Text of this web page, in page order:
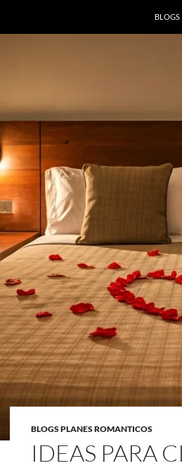
BLOGS
BLOGS PLANES ROMANTICOS
IDEAS PARA